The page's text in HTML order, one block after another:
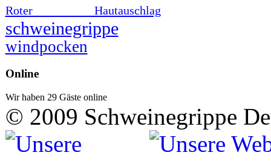
Roter Hautauschlag
schweinegrippe
windpocken
Online
Wir haben 29 Gäste online
© 2009 Schweinegrippe